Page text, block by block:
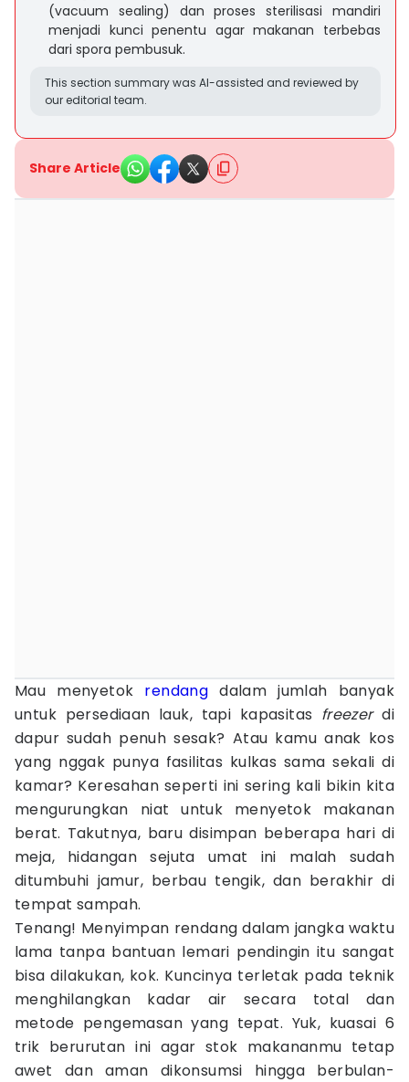
(vacuum sealing) dan proses sterilisasi mandiri
menjadi kunci penentu agar makanan terbebas
dari spora pembusuk.
This section summary was AI-assisted and reviewed by
our editorial team.
Share Article
Mau menyetok rendang dalam jumlah banyak
untuk persediaan lauk, tapi kapasitas freezerdi
dapur sudah penuh sesak? Atau kamu anak kos
yang nggak punya fasilitas kulkas sama sekali di
kamar? Keresahan seperti ini sering kali bikin kita
mengurungkan niat untuk menyetok makanan
berat. Takutnya, baru disimpan beberapa hari di
meja, hidangan sejuta umat ini malah sudah
ditumbuhi jamur, berbau tengik, dan berakhir di
tempat sampah.
Tenang! Menyimpan rendang dalam jangka waktu
lama tanpa bantuan lemari pendingin itu sangat
bisa dilakukan, kok. Kuncinya terletak pada teknik
menghilangkan kadar air secara total dan
metode pengemasan yang tepat. Yuk, kuasai 6
trik berurutan ini agar stok makananmu tetap
awet dan aman dikonsumsi hingga berbulan-